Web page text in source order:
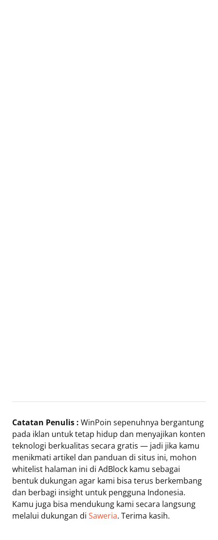
Catatan Penulis : WinPoin sepenuhnya bergantung
pada iklan untuk tetap hidup dan menyajikan konten
teknologi berkualitas secara gratis — jadi jika kamu
menikmati artikel dan panduan di situs ini, mohon
whitelist halaman ini di AdBlock kamu sebagai
bentuk dukungan agar kami bisa terus berkembang
dan berbagi insight untuk pengguna Indonesia.
Kamu juga bisa mendukung kami secara langsung
melalui dukungan di Saweria. Terima kasih.